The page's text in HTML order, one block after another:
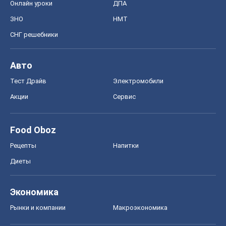
Онлайн уроки ДПА
ЗНО НМТ
СНГ решебники
Авто
Тест Драйв Электромобили
Акции Сервис
Food Oboz
Рецепты Напитки
Диеты
Экономика
Рынки и компании Mакроэкономика